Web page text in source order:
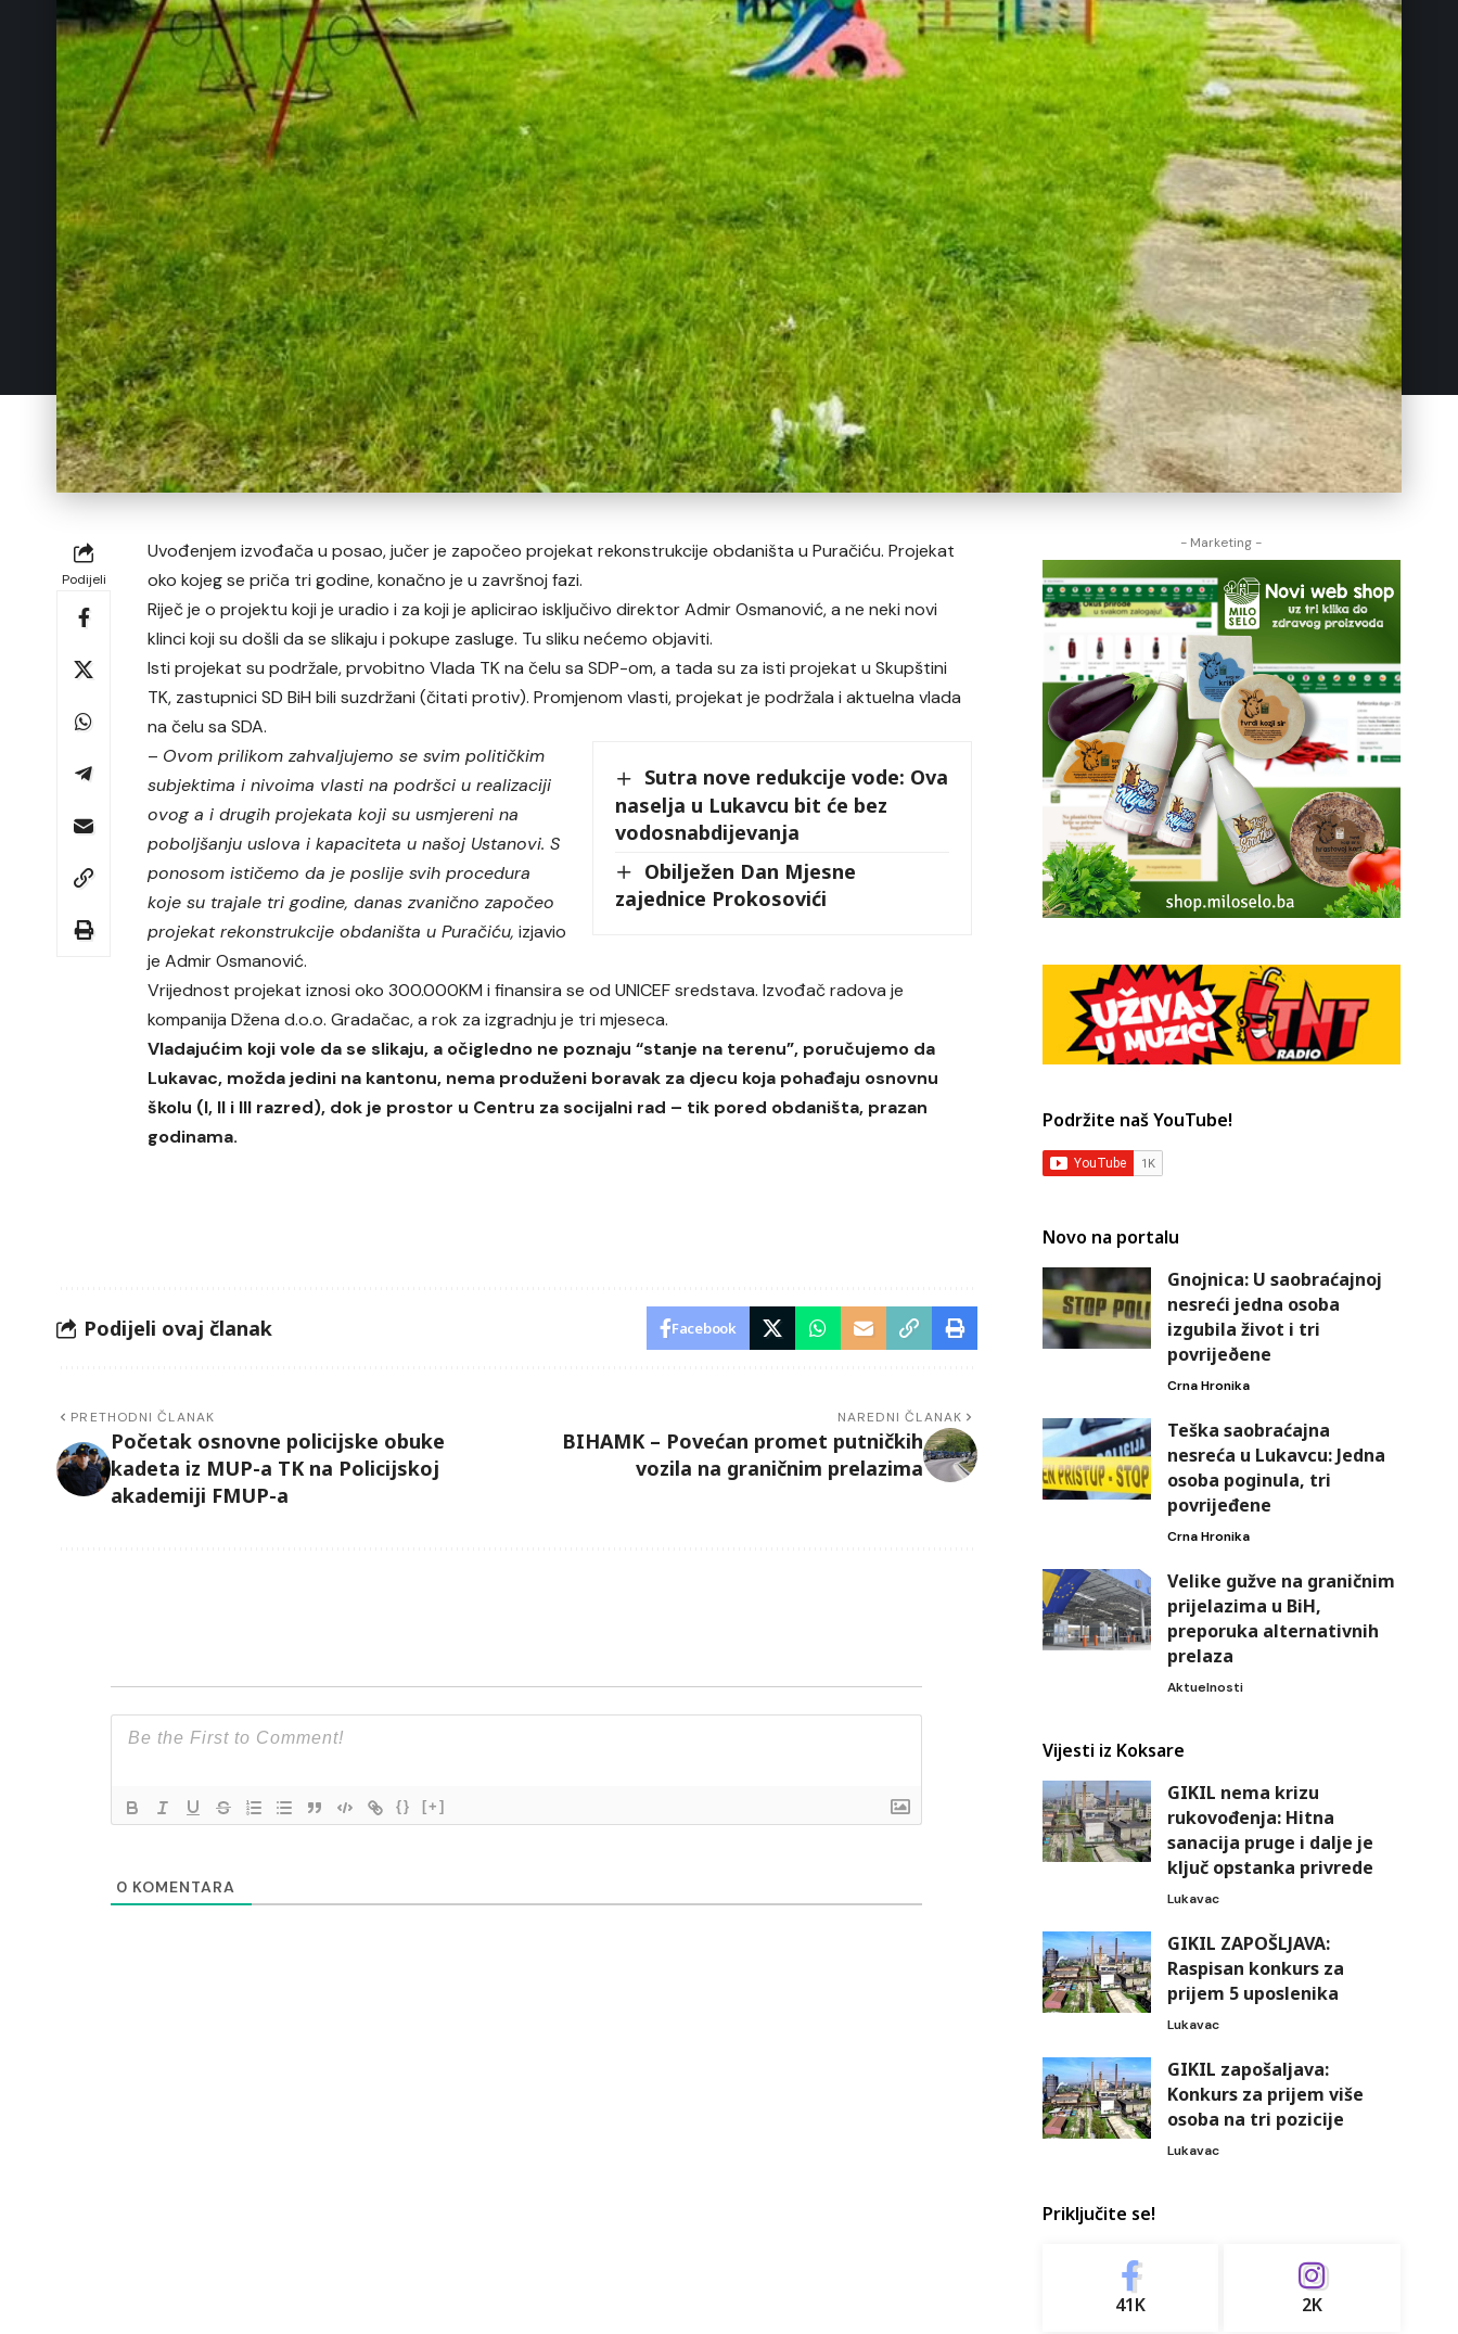
Podijeli
Uvođenjem izvođača u posao, jučer je započeo projekat rekonstrukcije obdaništa u Puračiću. Projekat
oko kojeg se priča tri godine, konačno je u završnoj fazi.
Riječ je o projektu koji je uradio i za koji je aplicirao isključivo direktor Admir Osmanović, a ne neki novi
klinci koji su došli da se slikaju i pokupe zasluge. Tu sliku nećemo objaviti.
Isti projekat su podržale, prvobitno Vlada TK na čelu sa SDP-om, a tada su za isti projekat u Skupštini
TK, zastupnici SD BiH bili suzdržani (čitati protiv). Promjenom vlasti, projekat je podržala i aktuelna vlada
na čelu sa SDA.
Sutra nove redukcije vode: Ova
naselja u Lukavcu bit će bez
vodosnabdijevanja
Obilježen Dan Mjesne
zajednice Prokosovići
– Ovom prilikom zahvaljujemo se svim političkim
subjektima i nivoima vlasti na podršci u realizaciji
ovog a i drugih projekata koji su usmjereni na
poboljšanju uslova i kapaciteta u našoj Ustanovi. S
ponosom ističemo da je poslije svih procedura
koje su trajale tri godine, danas zvanično započeo
projekat rekonstrukcije obdaništa u Puračiću, izjavio
je Admir Osmanović.
Vrijednost projekat iznosi oko 300.000KM i finansira se od UNICEF sredstava. Izvođač radova je
kompanija Džena d.o.o. Gradačac, a rok za izgradnju je tri mjeseca.
Vladajućim koji vole da se slikaju, a očigledno ne poznaju “stanje na terenu”, poručujemo da
Lukavac, možda jedini na kantonu, nema produženi boravak za djecu koja pohađaju osnovnu
školu (I, II i III razred), dok je prostor u Centru za socijalni rad – tik pored obdaništa, prazan
godinama.
Podijeli ovaj članak Facebook
PRETHODNI ČLANAK
Početak osnovne policijske obuke
kadeta iz MUP-a TK na Policijskoj
akademiji FMUP-a
NAREDNI ČLANAK
BIHAMK – Povećan promet putničkih
vozila na graničnim prelazima
{} [+]
0 KOMENTARA
- Marketing -
Podržite naš YouTube!
Novo na portalu
Gnojnica: U saobraćajnoj
nesreći jedna osoba
izgubila život i tri
povrijeðene
Crna Hronika
Teška saobraćajna
nesreća u Lukavcu: Jedna
osoba poginula, tri
povrijeđene
Crna Hronika
Velike gužve na graničnim
prijelazima u BiH,
preporuka alternativnih
prelaza
Aktuelnosti
Vijesti iz Koksare
GIKIL nema krizu
rukovođenja: Hitna
sanacija pruge i dalje je
ključ opstanka privrede
Lukavac
GIKIL ZAPOŠLJAVA:
Raspisan konkurs za
prijem 5 uposlenika
Lukavac
GIKIL zapošaljava:
Konkurs za prijem više
osoba na tri pozicije
Lukavac
Priključite se!
41K 2K